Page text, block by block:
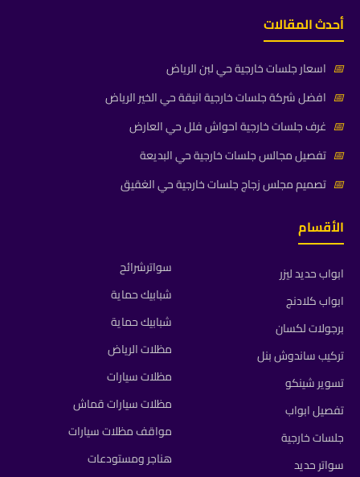
أحدث المقالات
📅 اسعار جلسات خارجية حي لبن الرياض
📅 افضل شركة جلسات خارجية انيقة حي الخير الرياض
📅 غرف جلسات خارجية احواش فلل حي العارض
📅 تفصيل مجالس جلسات خارجية حي البديعة
📅 تصميم مجلس زجاج جلسات خارجية حي الغقيق
الأقسام
ابواب حديد ليزر
ابواب كلادنج
برجولات لكسان
تركيب ساندوش بنل
تسوير شينكو
تفصيل ابواب
جلسات خارجية
سواتر حديد
سواترشرائح
شبابيك حماية
شبابيك حماية
مظلات الرياض
مظلات سيارات
مظلات سيارات قماش
مواقف مظلات سيارات
هناجر ومستودعات